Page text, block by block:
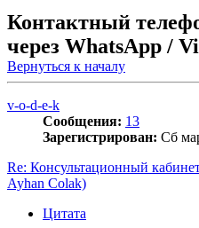
Контактный
через WhatsApp /
Вернуться к началу
v-o-d-e-k
Сообщения: 13
Зарегистрирован: Сб
Re: Консультационный
Ayhan Colak)
Цитата